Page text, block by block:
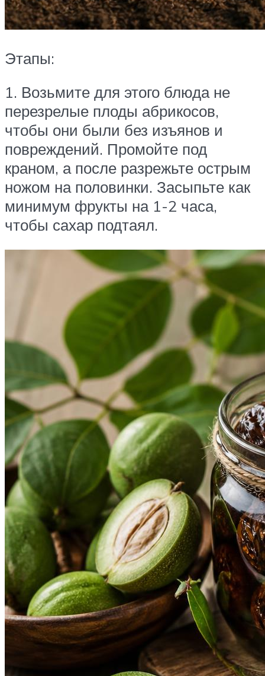
Этапы:
1. Возьмите для этого блюда не
перезрелые плоды абрикосов,
чтобы они были без изъянов и
повреждений. Промойте под
краном, а после разрежьте острым
ножом на половинки. Засыпьте как
минимум фрукты на 1-2 часа,
чтобы сахар подтаял.